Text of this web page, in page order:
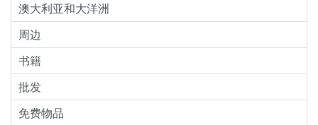
澳大利亚和大洋洲
周边
书籍
批发
免费物品